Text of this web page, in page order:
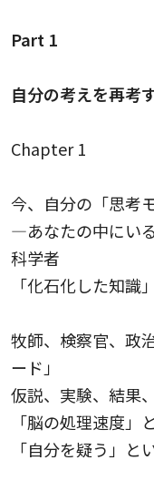
Part 1
自分の考えを再考
Chapter 1
今、自分の「思考
—あなたの中にい
科学者
「化石化した知識
牧師、検察官、政
ード」
仮説、実験、結果
「脳の処理速度
「自分を疑う」と